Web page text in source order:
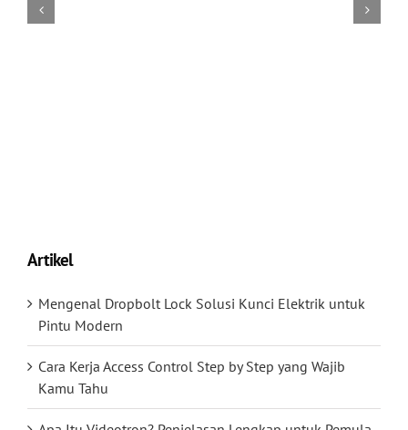
Artikel
Mengenal Dropbolt Lock Solusi Kunci Elektrik untuk
Pintu Modern
Cara Kerja Access Control Step by Step yang Wajib
Kamu Tahu